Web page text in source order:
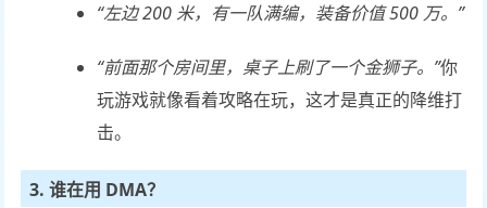
“左边 200 米，有一队满编，装备价值 500 万。”
“前面那个房间里，桌子上刷了一个金狮子。”你
玩游戏就像看着攻略在玩，这才是真正的降维打
击。
3. 谁在用 DMA？